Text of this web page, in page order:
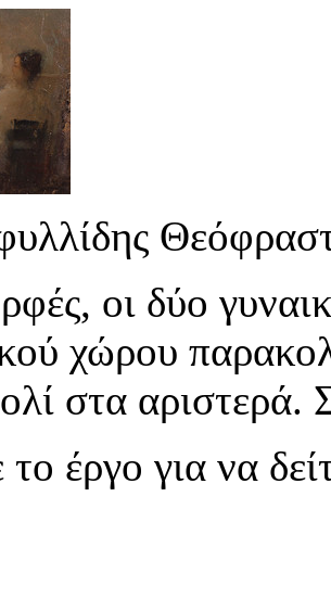
οι δύο
χώρου
στα
το έργο για να